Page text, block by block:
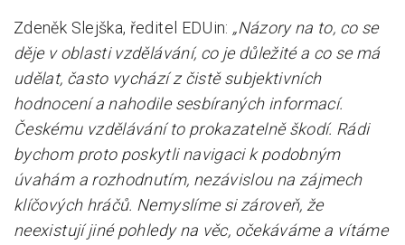
Zdeněk Slejška, ředitel EDUin: „Názory na to, co se
děje v oblasti vzdělávání, co je důležité a co se má
udělat, často vychází z čistě subjektivních
hodnocení a nahodile sesbíraných informací.
Českému vzdělávání to prokazatelně škodí. Rádi
bychom proto poskytli navigaci k podobným
úvahám a rozhodnutím, nezávislou na zájmech
klíčových hráčů. Nemyslíme si zároveň, že
neexistují jiné pohledy na věc, očekáváme a vítáme